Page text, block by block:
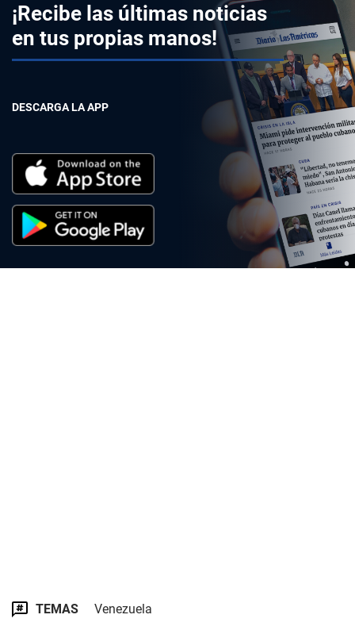
¡Recibe las últimas noticias
en tus propias manos!
DESCARGA LA APP
TEMAS Venezuela